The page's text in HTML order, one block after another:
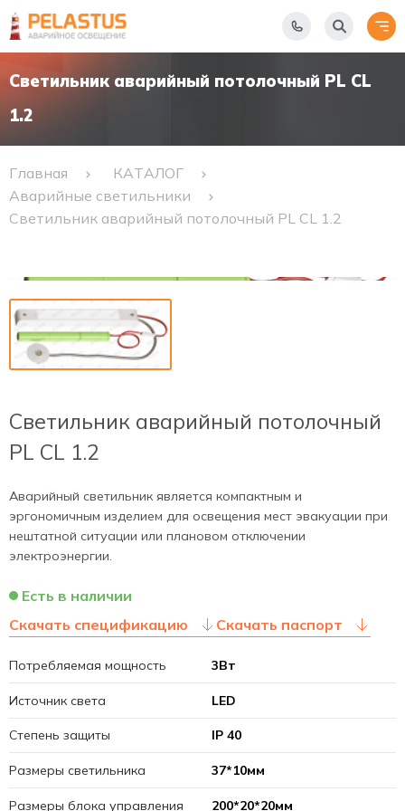
Светильник аварийный потолочный PL CL
1.2
Главная
КАТАЛОГ
Аварийные светильники
Светильник аварийный потолочный PL CL 1.2
Светильник аварийный потолочный
PL CL 1.2
Аварийный светильник является компактным и
эргономичным изделием для освещения мест эвакуации при
нештатной ситуации или плановом отключении
электроэнергии.
Есть в наличии
Скачать спецификацию
Скачать паспорт
Потребляемая мощность 3Вт
Источник света LED
Степень защиты IP 40
Размеры светильника 37*10мм
Размеры блока управления 200*20*20мм